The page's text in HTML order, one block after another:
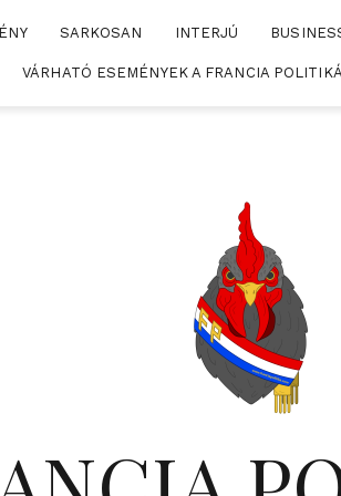
SARKOSAN INTERJÚ
VÁRHATÓ ESEMÉNYEK A FRANCIA